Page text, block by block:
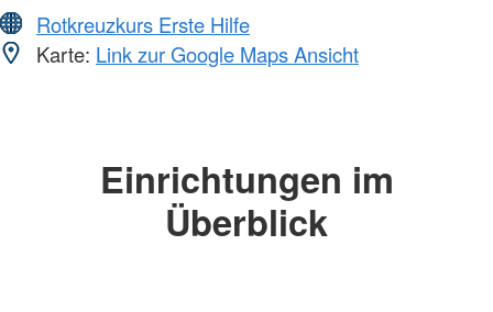
Rotkreuzkurs Erste Hilfe
Karte: Link zur Google Maps Ansicht
Einrichtungen im
Überblick